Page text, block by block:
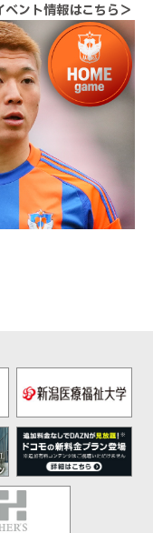
ント情報はこちら＞